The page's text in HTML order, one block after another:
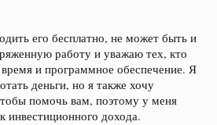
его бесплатно, не может быть и
работу и уважаю тех, кто
время и программное обеспечение. Я
деньги, но я также хочу
помочь вам, поэтому у меня
инвестиционного дохода.